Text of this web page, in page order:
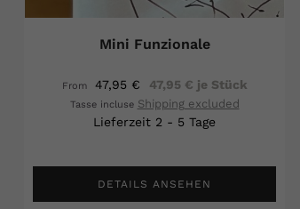
Mini Funzionale
From 47,95 € 47,95 € je Stück
Tasse incluse Shipping excluded
Lieferzeit 2 - 5 Tage
DETAILS ANSEHEN